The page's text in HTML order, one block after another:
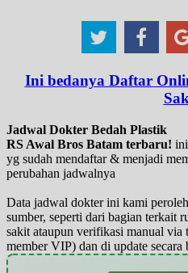
Ini bedanya Daftar
Jadwal Dokter Bedah Plastik
RS Awal Bros Batam terbaru!
yg sudah mendaftar & menjadi
perubahan jadwalnya
Data jadwal dokter ini kami
sumber, seperti dari bagian terkait
sakit ataupun verifikasi manual via
member VIP) dan di update secara